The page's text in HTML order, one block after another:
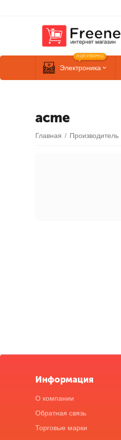
Электроника
ПОПУЛЯРНО
acme
Главная / Производитель
Информация
О компании
Обратная связь
Торговые марки